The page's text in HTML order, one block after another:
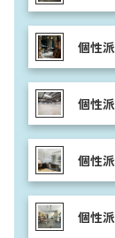
個性
個性
個性
個性